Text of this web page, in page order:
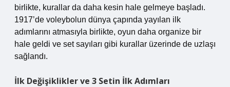
birlikte, kurallar da daha kesin hale gelmeye başladı.
1917’de voleybolun dünya çapında yayılan ilk
adımlarını atmasıyla birlikte, oyun daha organize bir
hale geldi ve set sayıları gibi kurallar üzerinde de uzlaşı
sağlandı.
İlk Değişiklikler ve 3 Setin İlk Adımları